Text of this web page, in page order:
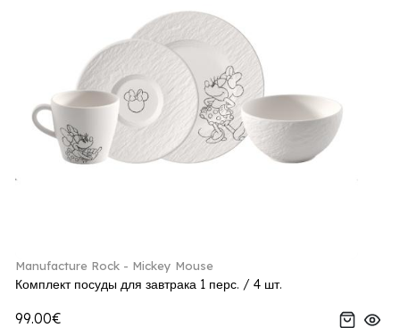
Manufacture Rock - Mickey Mouse
Комплект посуды для завтрака 1 перс. / 4 шт.
99.00€